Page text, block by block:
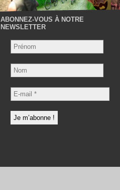
ABONNEZ-VOUS À NOTRE
NEWSLETTER
Nom
E-
mail
*